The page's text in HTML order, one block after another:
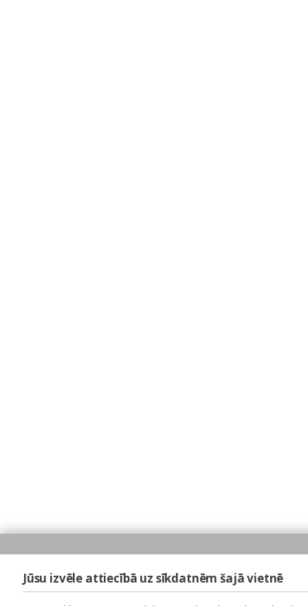
Jūsu izvēle attiecībā uz sīkdatnēm šajā vietnē